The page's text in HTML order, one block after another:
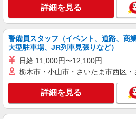
株式会社kotrio /●SD-H-1896308
いわき市＠有料老
の報酬、充実研修♪
時給1450円〜
通費全支給(ガソリン代
いわき市 ≪最寄
キープ
詳細を見る
警備員スタッフ（イベント、道路、商業
大型駐車場、JR列車見張りなど）
日給 11,000円〜12,100円
栃木市・小山市・さいたま市西区
詳細を見る